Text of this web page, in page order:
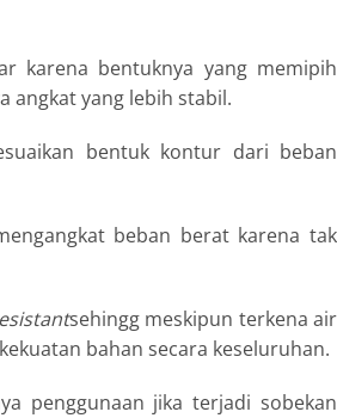
karena bentuknya yang memipih
angkat yang lebih stabil.
bentuk kontur dari beban
beban berat karena tak
sehingg meskipun terkena air
bahan secara keseluruhan.
penggunaan jika terjadi sobekan